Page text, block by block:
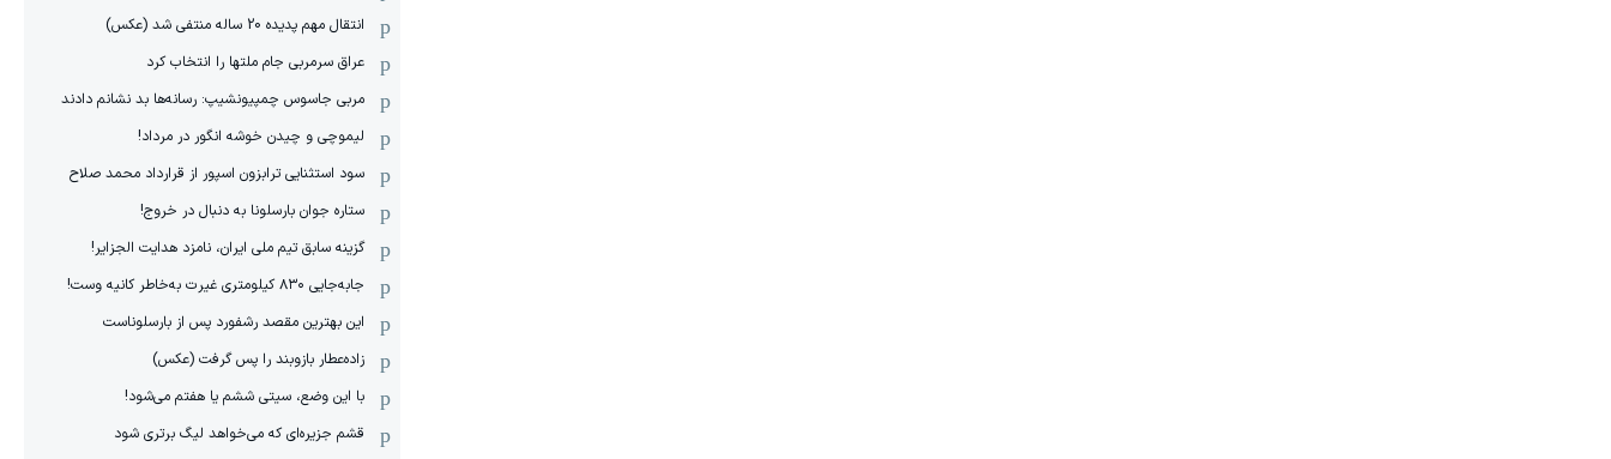
انتقال مهم پدیده 20 ساله منتفی شد (عکس)
عراق سرمربی جام ملتها را انتخاب کرد
مربی جاسوس چمپیونشیپ: رسانه‌ها بد نشانم دادند
لیموچی و چیدن خوشه انگور در مرداد!
سود استثنایی ترابزون اسپور از قرارداد محمد صلاح
ستاره جوان بارسلونا به دنبال در خروج!
گزینه سابق تیم ملی ایران، نامزد هدایت الجزایر!
جابه‌جایی ۸۳۰ کیلومتری غیرت به‌خاطر کانیه وست!
این بهترین مقصد رشفورد پس از بارسلوناست
زاده‌عطار بازوبند را پس گرفت (عکس)
با این وضع، سیتی ششم یا هفتم می‌شود!
قشم جزیره‌ای که می‌خواهد لیگ برتری شود